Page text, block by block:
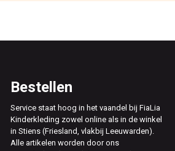
Bestellen
Service staat hoog in het vaandel bij FiaLia
Kinderkleding zowel online als in de winkel
in Stiens (Friesland, vlakbij Leeuwarden).
Alle artikelen worden door ons